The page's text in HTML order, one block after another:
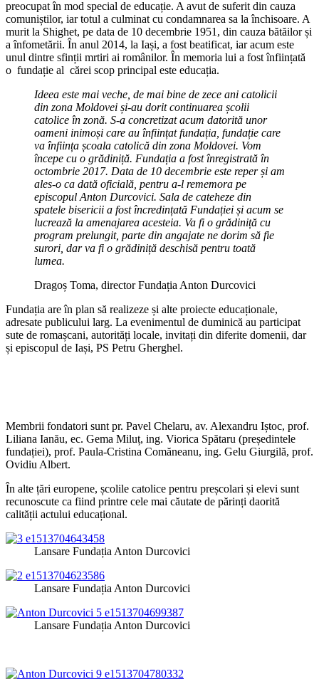
preocupat în mod special de educație. A avut de suferit din cauza
comuniștilor, iar totul a culminat cu condamnarea sa la închisoare. A
murit la Shighet, pe data de 10 decembrie 1951, din cauza bătăilor și
a înfometării. În anul 2014, la Iași, a fost beatificat, iar acum este
unul dintre sfinții mrtiri ai românilor. În memoria lui a fost înființată
o fundație al cărei scop principal este educația.
Ideea este mai veche, de mai bine de zece ani catolicii
din zona Moldovei și-au dorit continuarea școlii
catolice în zonă. S-a concretizat acum datorită unor
oameni inimoși care au înființat fundația, fundație care
va înființa școala catolică din zona Moldovei. Vom
începe cu o grădiniță. Fundația a fost înregistrată în
octombrie 2017. Data de 10 decembrie este reper și am
ales-o ca dată oficială, pentru a-l rememora pe
episcopul Anton Durcovici. Sala de cateheze din
spatele bisericii a fost încredințată Fundației și acum se
lucrează la amenajarea acesteia. Va fi o grădiniță cu
program prelungit, parte din angajate ne dorim să fie
surori, dar va fi o grădiniță deschisă pentru toată
lumea.
Dragoș Toma, director Fundația Anton Durcovici
Fundația are în plan să realizeze și alte proiecte educaționale,
adresate publicului larg. La evenimentul de duminică au participat
sute de romașcani, autorități locale, invitați din diferite domenii, dar
și episcopul de Iași, PS Petru Gherghel.
Membrii fondatori sunt pr. Pavel Chelaru, av. Alexandru Iștoc, prof.
Liliana Ianău, ec. Gema Miluț, ing. Viorica Spătaru (președintele
fundației), prof. Paula-Cristina Comăneanu, ing. Gelu Giurgilă, prof.
Ovidiu Albert.
În alte țări europene, școlile catolice pentru preșcolari și elevi sunt
recunoscute ca fiind printre cele mai căutate de părinți daorită
calității actului educațional.
Lansare Fundația Anton Durcovici
Lansare Fundația Anton Durcovici
Lansare Fundația Anton Durcovici